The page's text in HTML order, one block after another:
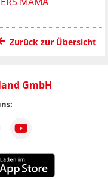
Zurück zur Übersicht
GmbH